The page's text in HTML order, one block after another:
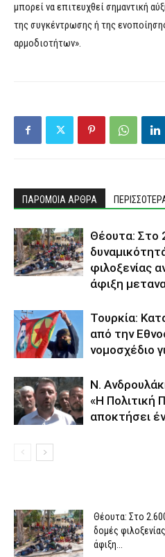
μπορεί να επιτευχθεί σημαντική
της συγκέντρωσης ή της
αρμοδιοτήτων».
ΠΑΡΟΜΟΙΑ ΑΡΘΡΑ
Θέουτα: Στο
φιλοξενίας
άφιξη
Τουρκία:
από την
νομοσχέδιο
N.
«Η Πολιτική
αποκτήσει
Θέουτα: Στο
δομές
άφιξη...